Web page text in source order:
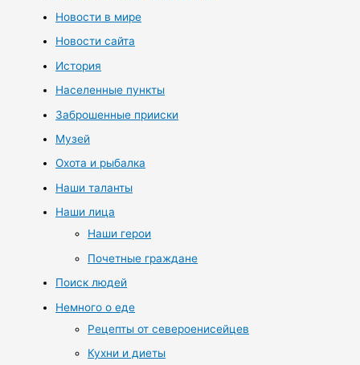
Новости в мире
Новости сайта
История
Населенные пункты
Заброшенные прииски
Музей
Охота и рыбалка
Наши таланты
Наши лица
Наши герои
Почетные граждане
Поиск людей
Немного о еде
Рецепты от североенисейцев
Кухни и диеты